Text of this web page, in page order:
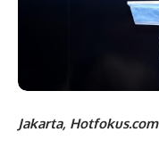
Jakarta, Hotfokus.com